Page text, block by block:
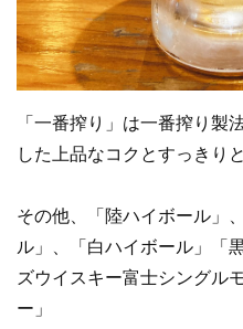
「一番搾り」は一番搾り製
した上品なコクとすっきり
その他、「陸ハイボール」
ル」、「白ハイボール」「
ズウイスキー富士シングル
ー」